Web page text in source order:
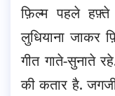
फ़िल्म पहले
लुधियाना
गीत गाते-सुनाते
की कतार है.